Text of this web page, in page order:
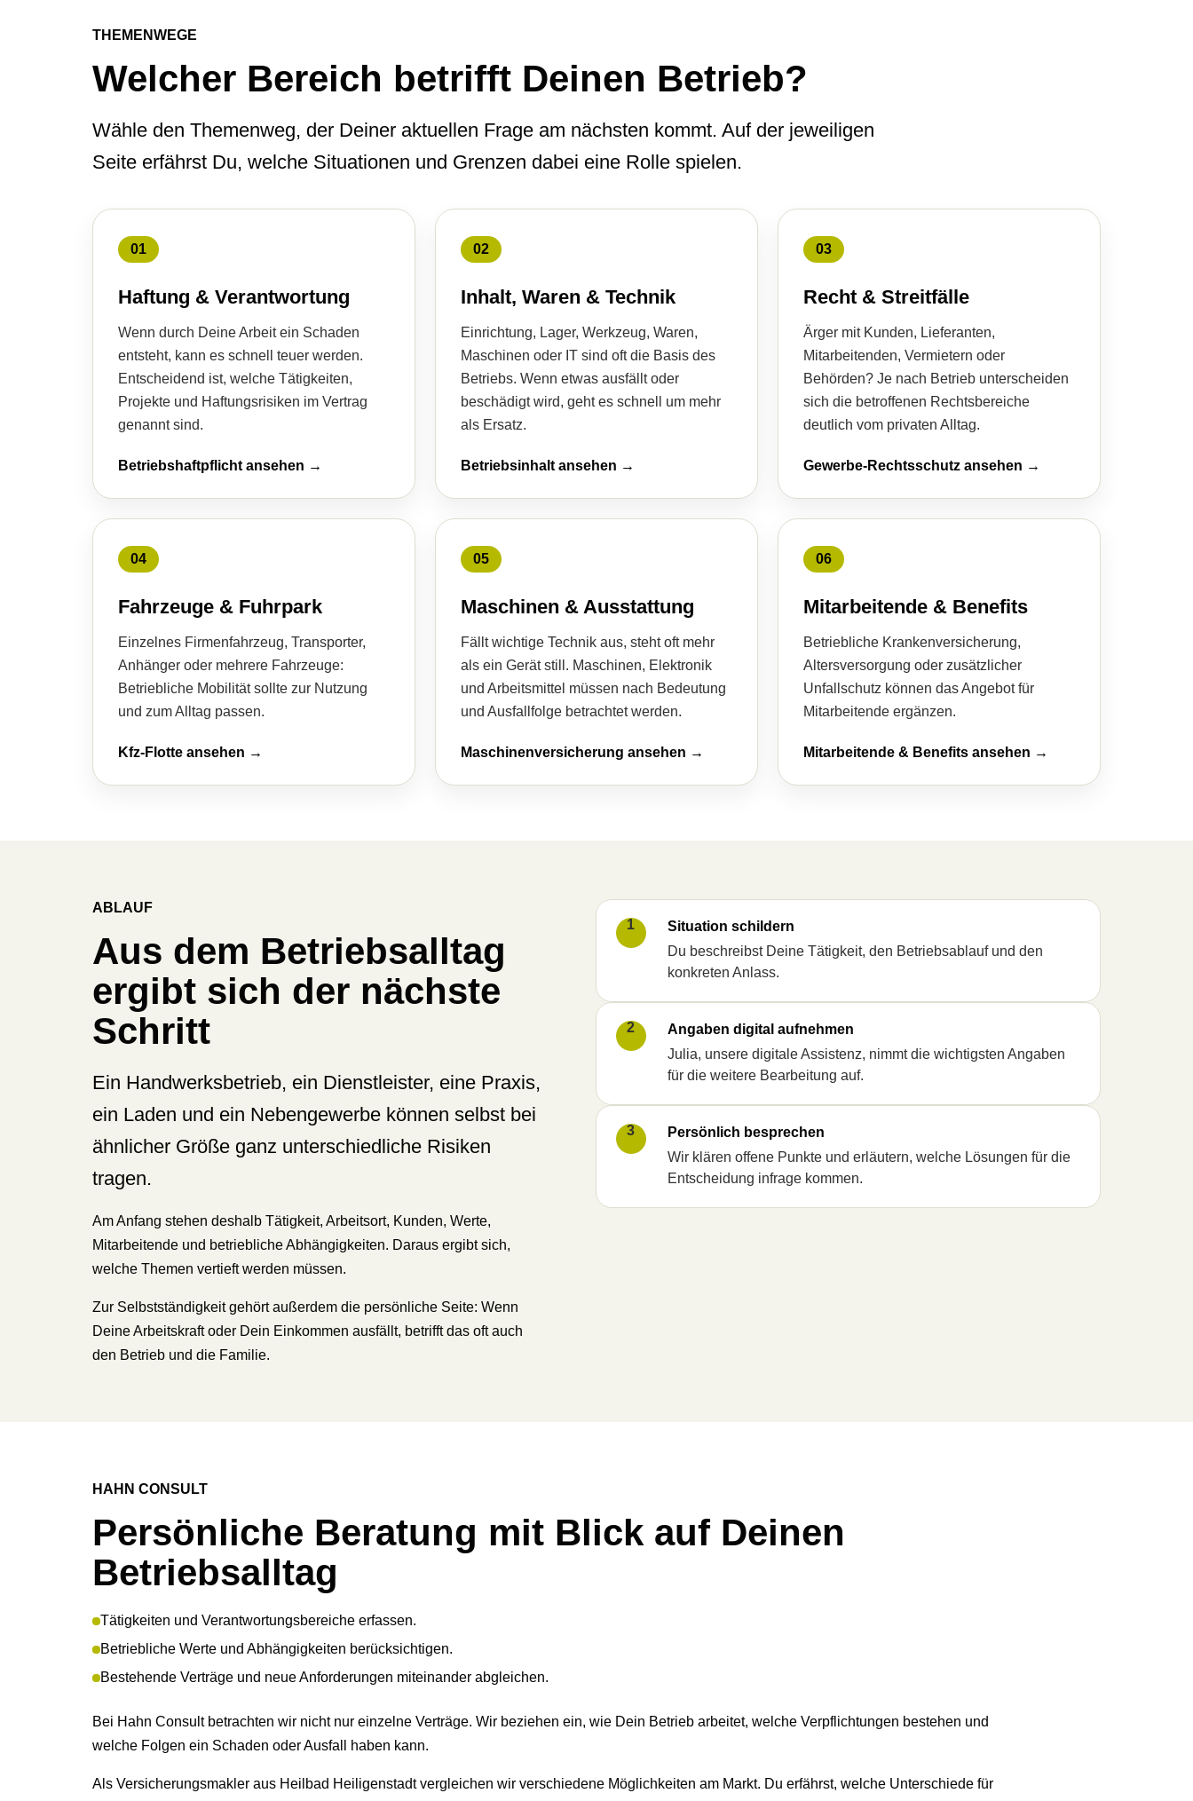
THEMENWEGE
Welcher Bereich betrifft Deinen Betrieb?
Wähle den Themenweg, der Deiner aktuellen Frage am nächsten kommt. Auf der jeweiligen
Seite erfährst Du, welche Situationen und Grenzen dabei eine Rolle spielen.
01
Haftung & Verantwortung
Wenn durch Deine Arbeit ein Schaden
entsteht, kann es schnell teuer werden.
Entscheidend ist, welche Tätigkeiten,
Projekte und Haftungsrisiken im Vertrag
genannt sind.
Betriebshaftpflicht ansehen →
02
Inhalt, Waren & Technik
Einrichtung, Lager, Werkzeug, Waren,
Maschinen oder IT sind oft die Basis des
Betriebs. Wenn etwas ausfällt oder
beschädigt wird, geht es schnell um mehr
als Ersatz.
Betriebsinhalt ansehen →
03
Recht & Streitfälle
Ärger mit Kunden, Lieferanten,
Mitarbeitenden, Vermietern oder
Behörden? Je nach Betrieb unterscheiden
sich die betroffenen Rechtsbereiche
deutlich vom privaten Alltag.
Gewerbe-Rechtsschutz ansehen →
04
Fahrzeuge & Fuhrpark
Einzelnes Firmenfahrzeug, Transporter,
Anhänger oder mehrere Fahrzeuge:
Betriebliche Mobilität sollte zur Nutzung
und zum Alltag passen.
Kfz-Flotte ansehen →
05
Maschinen & Ausstattung
Fällt wichtige Technik aus, steht oft mehr
als ein Gerät still. Maschinen, Elektronik
und Arbeitsmittel müssen nach Bedeutung
und Ausfallfolge betrachtet werden.
Maschinenversicherung ansehen →
06
Mitarbeitende & Benefits
Betriebliche Kranken­ver­si­che­rung,
Altersversorgung oder zusätzlicher
Unfallschutz können das Angebot für
Mitarbeitende ergänzen.
Mitarbeitende & Benefits ansehen →
ABLAUF
Aus dem Betriebsalltag
ergibt sich der nächste
Schritt
Ein Handwerksbetrieb, ein Dienstleister, eine Praxis,
ein Laden und ein Nebengewerbe können selbst bei
ähnlicher Größe ganz unterschiedliche Risiken
tragen.
Am Anfang stehen deshalb Tätigkeit, Arbeitsort, Kunden, Werte,
Mitarbeitende und betriebliche Abhängigkeiten. Daraus ergibt sich,
welche Themen vertieft werden müssen.
Zur Selbstständigkeit gehört außerdem die persönliche Seite: Wenn
Deine Arbeitskraft oder Dein Einkommen ausfällt, betrifft das oft auch
den Betrieb und die Familie.
1
Situation schildern
Du beschreibst Deine Tätigkeit, den Betriebsablauf und den
konkreten Anlass.
2
Angaben digital aufnehmen
Julia, unsere digitale Assistenz, nimmt die wichtigsten Angaben
für die weitere Bearbeitung auf.
3
Persönlich besprechen
Wir klären offene Punkte und erläutern, welche Lösungen für die
Entscheidung infrage kommen.
HAHN CONSULT
Persönliche Beratung mit Blick auf Deinen
Betriebsalltag
Tätigkeiten und Verantwortungsbereiche erfassen.
Betriebliche Werte und Abhängigkeiten berücksichtigen.
Bestehende Verträge und neue Anforderungen miteinander abgleichen.
Bei Hahn Consult betrachten wir nicht nur einzelne Verträge. Wir beziehen ein, wie Dein Betrieb arbeitet, welche Verpflichtungen bestehen und
welche Folgen ein Schaden oder Ausfall haben kann.
Als Ver­sicherungs­makler aus Heilbad Heiligenstadt ver­gleichen wir verschiedene Möglichkeiten am Markt. Du erfährst, welche Unterschiede für